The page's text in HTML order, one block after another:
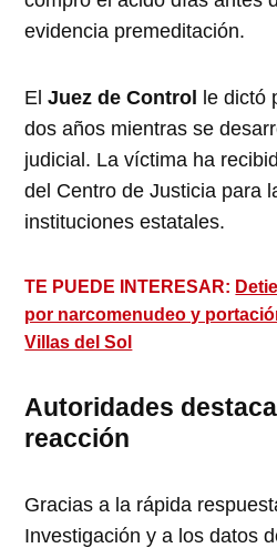
evidencia premeditación.
El Juez de Control le dictó
dos años mientras se
judicial. La víctima ha
del Centro de Justicia para
instituciones estatales.
TE PUEDE INTERESAR:
por narcomenudeo y
Villas del Sol
Autoridades
reacción
Gracias a la rápida
Investigación y a los datos